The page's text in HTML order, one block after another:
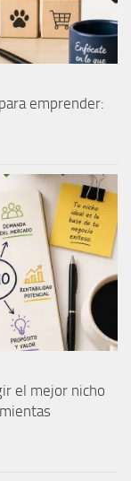
emprender:
el mejor nicho